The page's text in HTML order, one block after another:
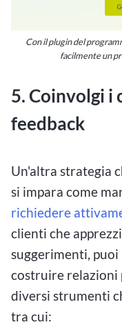
Con il plugin del
facilmente un
5. Coinvolgi i
feedback
Un'altra strategia
si impara come
richiedere
clienti che
suggerimenti,
costruire relazioni
diversi strumenti
tra cui: